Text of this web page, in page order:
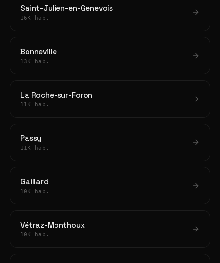
Saint-Julien-en-Genevois
16K hab.
Bonneville
13K hab.
La Roche-sur-Foron
11K hab.
Passy
11K hab.
Gaillard
10K hab.
Vétraz-Monthoux
10K hab.